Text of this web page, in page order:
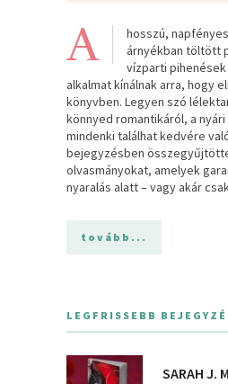
A
hosszú,
árnyékban töltött
vízparti
alkalmat kínálnak arra, hogy
könyvben. Legyen szó
könnyed romantikáról, a
mindenki találhat kedvére
bejegyzésben
olvasmányokat, amelyek
nyaralás alatt – vagy akár
tovább...
LEGFRISSEBB
SARAH J.